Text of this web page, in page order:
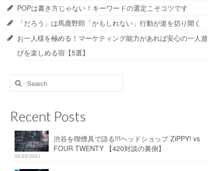
POPは書き方じゃない！キーワードの選定こそコツです
「だろう」は馬鹿野郎「かもしれない」行動が道を切り開く
お一人様を極める！マーケティング能力があれば安心の一人遊
びを楽しめる宿【5選】
Search
for:
Recent Posts
渋谷を喫煙具で語る!!!ヘッドショップ ZiPPY! vs
FOUR TWENTY 【420対談の裏側】
05/25/2021